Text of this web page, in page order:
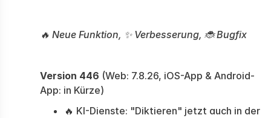
🔥 Neue Funktion, ✨ Verbesserung, 🐞 Bugfix
Version 446 (Web: 7.8.26, iOS-App & Android-
App: in Kürze)
🔥 KI-Dienste: "Diktieren" jetzt auch in der